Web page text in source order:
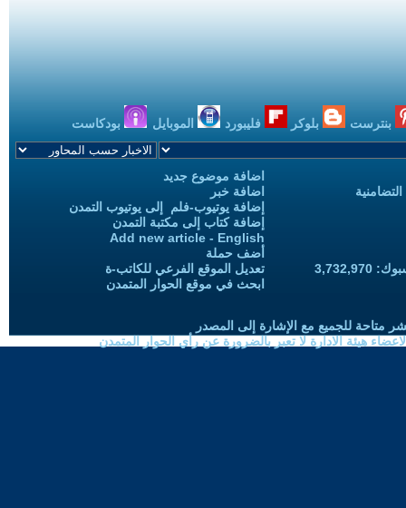
بنترست بلوكر فليبورد الموبايل بودكاست
اضافة موضوع جديد
اضافة خبر
إضافة يوتيوب-فلم إلى يوتيوب التمدن
إضافة كتاب إلى مكتبة التمدن
Add new article - English
أضف حملة
تعديل الموقع الفرعي للكاتب-ة
ابحث في موقع الحوار المتمدن
متاحة للجميع مع الإشارة إلى المصدر
هيئة الادارة لا تعبر بالضرورة عن رأي الحوار المتمدن